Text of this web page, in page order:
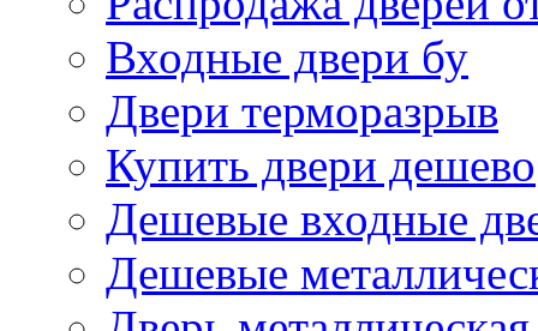
Входные двери бу
Двери терморазрыв
Купить двери дешево
Дешевые входные
Дешевые